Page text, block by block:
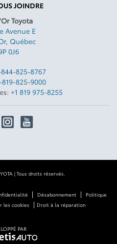
JOINDRE
Toyota
Avenue E
, Québec
0J6
825-8767
819-825-9000
+1 819 975-8255
| Tous droits réservés.
| Désabonnement |
Politique
les cookies| Droit à la réparation
PAR